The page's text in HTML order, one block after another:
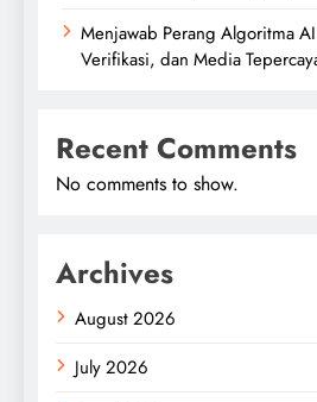
Menjawab Perang Algoritma
Verifikasi, dan Media
Recent Comments
No comments to show.
Archives
August 2026
July 2026